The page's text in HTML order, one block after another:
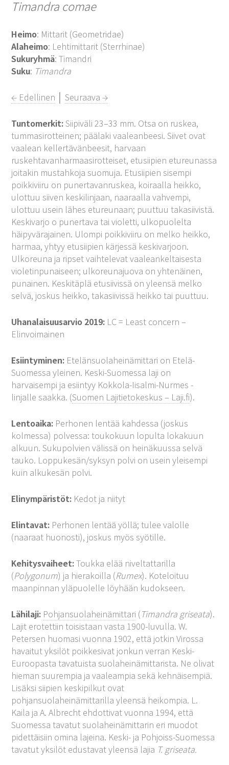
Timandra comae
Heimo: Mittarit (Geometridae)
Alaheimo: Lehtimittarit (Sterrhinae)
Sukuryhmä: Timandri
Suku: Timandra
← Edellinen │Seuraava →
Tuntomerkit:Siipiväli 23–33 mm. Otsa on ruskea,
tummasirotteinen; päälaki vaaleanbeesi. Siivet ovat
vaalean kellertävänbeesit, harvaan
ruskehtavanharmaasirotteiset, etusiipien etureunassa
joitakin mustahkoja suomuja. Etusiipien sisempi
poikkiviiru on punertavanruskea, koiraalla heikko,
ulottuu siiven keskilinjaan, naaraalla vahvempi,
ulottuu usein lähes etureunaan; puuttuu takasiivistä.
Keskivarjo o punertava tai violetti, ulkopuolelta
häipyvärajainen. Ulompi poikkiviiru on melko heikko,
harmaa, yhtyy etusiipien kärjessä keskivarjoon.
Ulkoreuna ja ripset vaihtelevat vaaleankeltaisesta
violetinpunaiseen; ulkoreunajuova on yhtenäinen,
punainen. Keskitäplä etusiivissä on yleensä melko
selvä, joskus heikko, takasiivissä heikko tai puuttuu.
Uhanalaisuusarvio 2019: LC = Least concern –
Elinvoimainen
Esiintyminen: Etelänsuolaheinämittari on Etelä-
Suomessa yleinen. Keski-Suomessa laji on
harvaisempi ja esiintyy Kokkola-Iisalmi-Nurmes -
linjalle saakka. (Suomen Lajitietokeskus – Laji.fi).
Lentoaika: Perhonen lentää kahdessa (joskus
kolmessa) polvessa: toukokuun lopulta lokakuun
alkuun. Sukupolvien välissä on heinäkuussa selvä
tauko. Loppukesän/syksyn polvi on usein yleisempi
kuin alkukesän polvi.
Elinympäristöt: Kedot ja niityt
Elintavat: Perhonen lentää yöllä; tulee valolle
(naaraat huonosti), joskus myös syötille.
Kehitysvaiheet:Toukka elää niveltattarilla
(Polygonum) ja hierakoilla (Rumex). Koteloituu
maanpinnan yläpuolelle löyhään kudokseen.
Lähilaji: Pohjansuolaheinämittari (Timandra griseata).
Lajit erotettiin toisistaan vasta 1900-luvulla. W.
Petersen huomasi vuonna 1902, että jotkin Virossa
havaitut yksilöt poikkesivat jonkun verran Keski-
Euroopasta tavatuista suolaheinämittarista. Ne olivat
hieman suurempia ja vaaleampia sekä kehnäisempiä.
Lisäksi siipien keskipilkut ovat
pohjansuolaheinämittarilla yleensä heikompia. L.
Kaila ja A. Albrecht ehdottivat vuonna 1994, että
Suomessa tavatut suolaheinämittarin eri muodot
pidettäisiin omina lajeina. Keski- ja Pohjoiss-Suomessa
tavatut yksilöt edustavat yleensä lajia T. griseata.